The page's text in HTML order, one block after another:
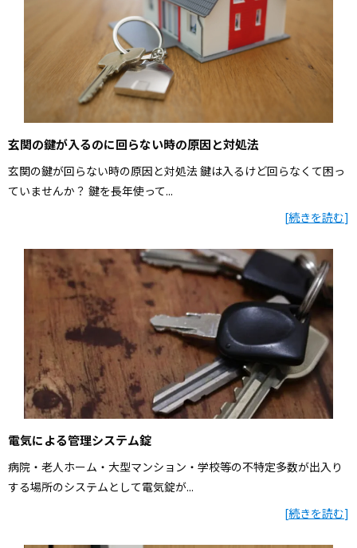
玄関の鍵が入るのに回らない時の原因と対処法
玄関の鍵が回らない時の原因と対処法 鍵は入るけど回らなくて困っ
ていませんか？ 鍵を長年使って...
[続きを読む]
電気による管理システム錠
病院・老人ホーム・大型マンション・学校等の不特定多数が出入り
する場所のシステムとして電気錠が...
[続きを読む]